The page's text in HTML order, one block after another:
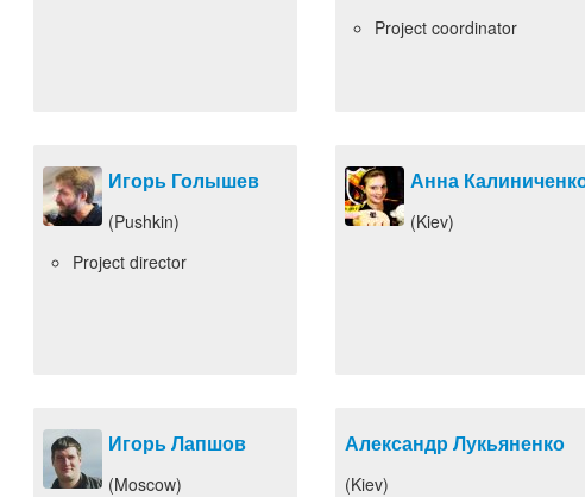
Project coordinator
Игорь Голышев
(Pushkin)
Project director
Анна
(Kiev)
Игорь Лапшов
(Moscow)
Александр Лукьяненко
(Kiev)